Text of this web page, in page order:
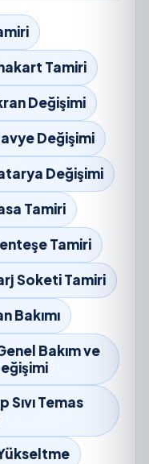
Tamiri
Değişimi
Değişimi
Değişimi
Tamiri
Tamiri
Soketi Tamiri
Bakımı
Bakım ve
Temas